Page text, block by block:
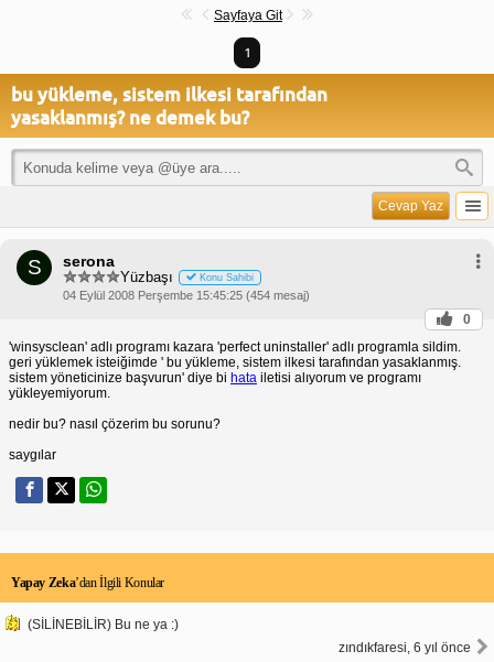
Sayfaya Git
1
bu yükleme, sistem ilkesi tarafından
yasaklanmış? ne demek bu?
Cevap Yaz
S serona
Yüzbaşı Konu Sahibi
04 Eylül 2008 Perşembe 15:45:25 (454 mesaj)
0
'winsysclean' adlı programı kazara 'perfect uninstaller' adlı programla sildim.
geri yüklemek isteiğimde ' bu yükleme, sistem ilkesi tarafından yasaklanmış.
sistem yöneticinize başvurun' diye bi hata iletisi alıyorum ve programı
yükleyemiyorum.
nedir bu? nasıl çözerim bu sorunu?
saygılar
Yapay Zeka’dan İlgili Konular
(SİLİNEBİLİR) Bu ne ya :)
zındıkfaresi, 6 yıl önce